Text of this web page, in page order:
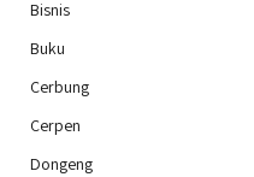
Bisnis
Buku
Cerbung
Cerpen
Dongeng